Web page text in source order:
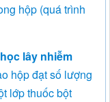
hộp (quá trình
lây nhiễm
hộp đạt số lượng
lớp thuốc bột